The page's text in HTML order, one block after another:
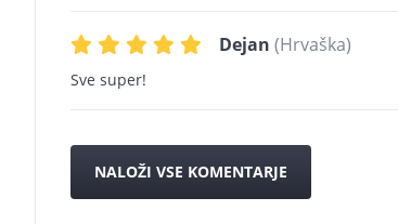
Dejan (Hrvaška)
Sve super!
NALOŽI VSE KOMENTARJE